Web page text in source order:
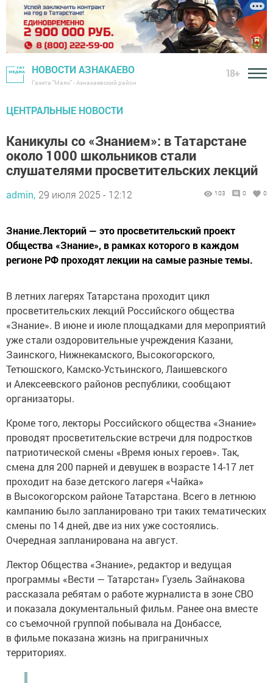
НОВОСТИ АЗНАКАЕВО
Газета "Маяк" - Азнакаевский район
18+
ЦЕНТРАЛЬНЫЕ НОВОСТИ
Каникулы со «Знанием»: в Татарстане
около 1000 школьников стали
слушателями просветительских лекций
admin, 29 июля 2025 - 12:12 103 0 0
Знание.Лекторий — это просветительский проект
Общества «Знание», в рамках которого в каждом
регионе РФ проходят лекции на самые разные темы.
В летних лагерях Татарстана проходит цикл
просветительских лекций Российского общества
«Знание». В июне и июле площадками для мероприятий
уже стали оздоровительные учреждения Казани,
Заинского, Нижнекамского, Высокогорского,
Тетюшского, Камско-Устьинского, Лаишевского
и Алексеевского районов республики, сообщают
организаторы.
Кроме того, лекторы Российского общества «Знание»
проводят просветительские встречи для подростков
патриотической смены «Время юных героев». Так,
смена для 200 парней и девушек в возрасте 14-17 лет
проходит на базе детского лагеря «Чайка»
в Высокогорском районе Татарстана. Всего в летнюю
кампанию было запланировано три таких тематических
смены по 14 дней, две из них уже состоялись.
Очередная запланирована на август.
Лектор Общества «Знание», редактор и ведущая
программы «Вести — Татарстан» Гузель Зайнакова
рассказала ребятам о работе журналиста в зоне СВО
и показала документальный фильм. Ранее она вместе
со съемочной группой побывала на Донбассе,
в фильме показана жизнь на приграничных
территориях.